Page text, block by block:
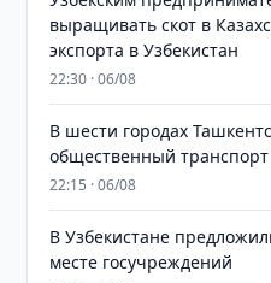
выращивать скот в
экспорта в Узбекистан
22:30 · 06/08
В шести городах
общественный транспорт
22:15 · 06/08
В Узбекистане
месте госучреждений